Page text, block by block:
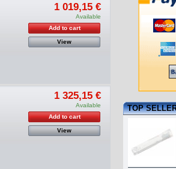
1 019,15 €
Available
Add to cart
View
1 325,15 €
Available
Add to cart
View
TOP